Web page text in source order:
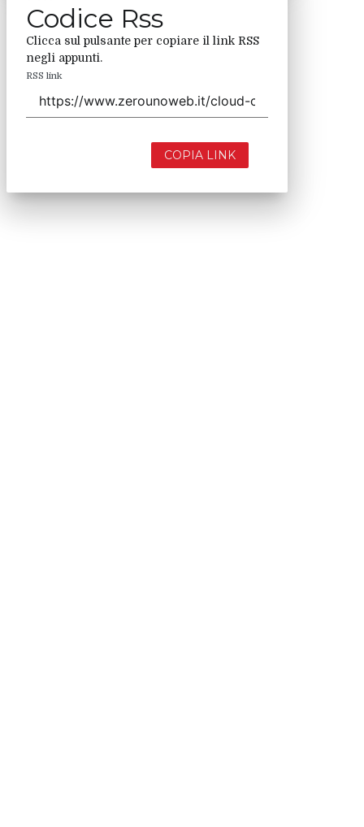
Codice Rss
Clicca sul pulsante per copiare il link RSS
negli appunti.
RSS link
COPIA LINK